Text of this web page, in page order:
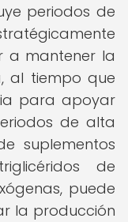
periodos de
a mantener la
al tiempo que
para apoyar
de alta
suplementos
de
puede
la producción